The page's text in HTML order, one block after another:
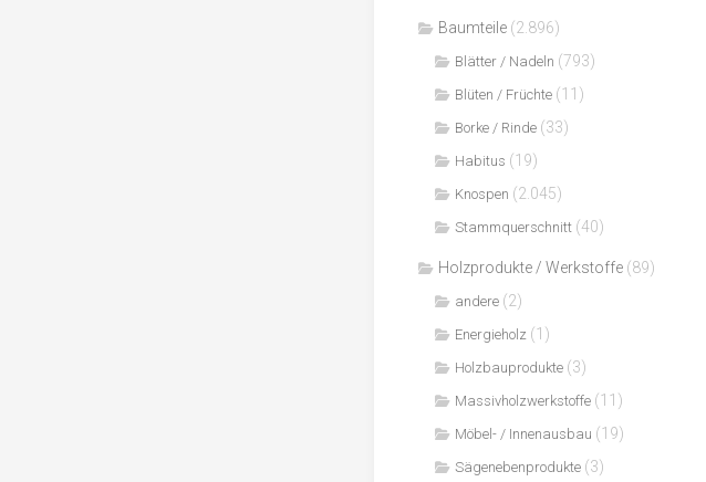
Baumteile (2.896)
Blätter / Nadeln (793)
Blüten / Früchte (11)
Borke / Rinde (33)
Habitus (19)
Knospen (2.045)
Stammquerschnitt (40)
Holzprodukte / Werkstoffe (89)
andere (2)
Energieholz (1)
Holzbauprodukte (3)
Massivholzwerkstoffe (11)
Möbel- / Innenausbau (19)
Sägenebenprodukte (3)